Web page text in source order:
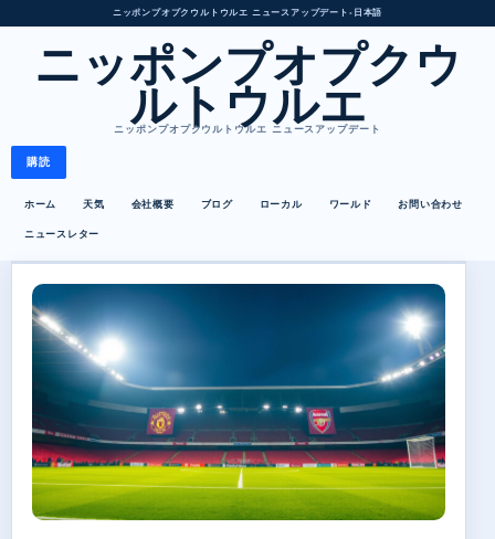
ニッポンプオプクウルトウルエ ニュースアップデート • 日本語
ニッポンプオプクウ
ルトウルエ
ニッポンプオプクウルトウルエ ニュースアップデート
購読
ホーム 天気 会社概要 ブログ ローカル ワールド お問い合わせ
ニュースレター